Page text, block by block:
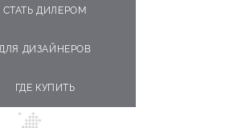
СТАТЬ ДИЛЕРОМ
ДИЗАЙНЕРОВ
ГДЕ КУПИТЬ